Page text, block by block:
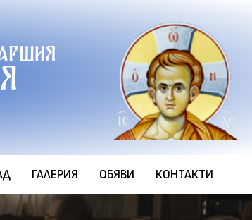
ГАЛЕРИЯ ОБЯВИ КОНТАКТИ